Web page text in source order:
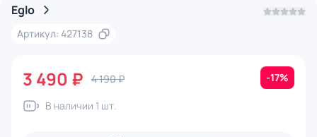
Eglo
Артикул: 427138
3 490 ₽ 4 190 ₽ -17%
В наличии 1 шт.